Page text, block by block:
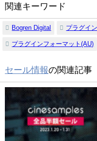
関連キーワード
Bogren Digital プラグイ
プラグインフォーマット(AU)
セール情報の関連記事